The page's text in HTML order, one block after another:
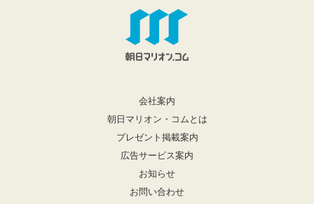
会社案内
朝日マリオン・コムとは
プレゼント掲載案内
広告サービス案内
お知らせ
お問い合わせ